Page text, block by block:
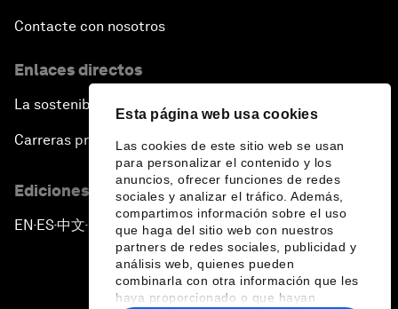
Esta página web usa cookies
Las cookies de este sitio web se usan
para personalizar el contenido y los
anuncios, ofrecer funciones de redes
sociales y analizar el tráfico. Además,
compartimos información sobre el uso
que haga del sitio web con nuestros
partners de redes sociales, publicidad y
análisis web, quienes pueden
combinarla con otra información que les
haya proporcionado o que hayan
Contacte con nosotros
Enlaces directos
La sostenibilidad en el Foro
Carreras profesionales
Ediciones en otros idiomas
EN ▪ES▪中文▪ 日本語